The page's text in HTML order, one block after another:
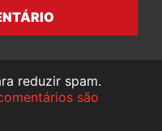
reduzir spam.
são